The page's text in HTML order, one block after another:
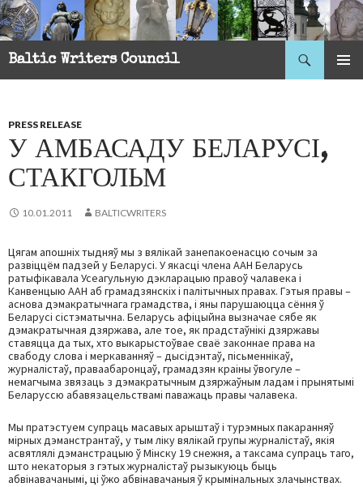
Baltic Writers Council
Search
PRESS RELEASE
У АМБАСАДУ БЕЛАРУСІ,
СТАКГОЛЬМ
10.01.2011 BALTICWRITERS
Цягам апошніх тыдняў мы з вялікай занепакоенасцю сочым за
развіццём падзей у Беларусі. У якасці члена ААН Беларусь
ратыфікавала Усеагульную дэкларацыю правоў чалавека і
Канвенцыю ААН аб грамадзянскіх і палітычных правах. Гэтыя правы –
аснова дэмакратычнага грамадства, і яны парушаюцца сёння ў
Беларусі сістэматычна. Беларусь афіцыйна вызначае сябе як
дэмакратычная дзяржава, але тое, як прадстаўнікі дзяржавы
ставяцца да тых, хто выкарыстоўвае сваё законнае права на
свабоду слова і меркаванняў – дысідэнтаў, пісьменнікаў,
журналістаў, праваабаронцаў, грамадзян краіны ўвогуле –
немагчыма звязаць з дэмакратычным дзяржаўным ладам і прынятымі
Беларуссю абавязацельствамі паважаць правы чалавека.
Мы пратэстуем супраць масавых арыштаў і турэмных пакаранняў
мірных дэманстрантаў, у тым ліку вялікай групы журналістаў, якія
асвятлялі дэманстрацыю ў Мінску 19 снежня, а таксама супраць таго,
што некаторыя з гэтых журналістаў рызыкуюць быць
абвінавачанымі, ці ўжо абвінавачаныя ў крымінальных злачынствах.